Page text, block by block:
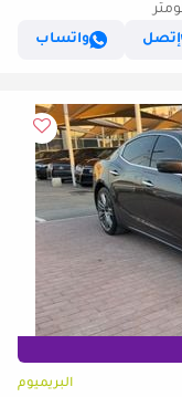
إتصل
واتساب
البريميوم